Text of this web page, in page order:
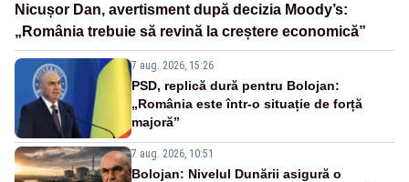
Nicușor Dan, avertisment după decizia Moody’s:
„România trebuie să revină la creștere economică”
7 aug. 2026, 15:26
PSD, replică dură pentru Bolojan:
„România este într-o situație de forță
majoră”
7 aug. 2026, 10:51
Bolojan: Nivelul Dunării asigură o